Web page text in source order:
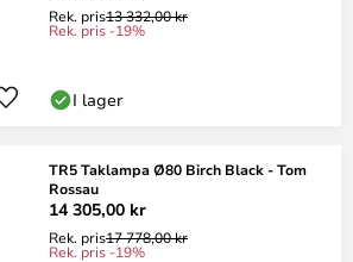
Rek. pris13 332,00 kr
Rek. pris -19%
I lager
TR5 Taklampa Ø80 Birch Black - Tom
Rossau
14 305,00 kr
Rek. pris17 778,00 kr
Rek. pris -19%